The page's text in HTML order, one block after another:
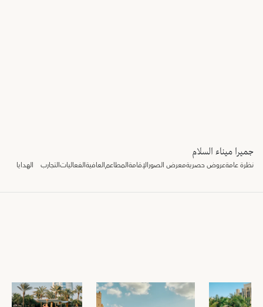
جميرا ميناء السلام
نظرة عامةعروض حصريةمعرض الصورالإقامةالمطاعمالعافيةالفعالياتالتجارب الهدايا